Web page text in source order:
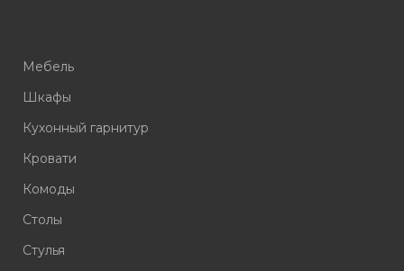
Мебель
Шкафы
Кухонный гарнитур
Кровати
Комоды
Столы
Стулья